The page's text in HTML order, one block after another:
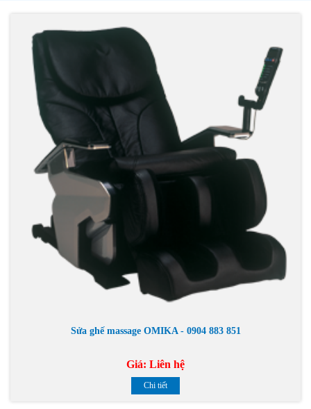
Sửa ghế massage OMIKA - 0904 883 851
Giá: Liên hệ
Chi tiết